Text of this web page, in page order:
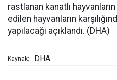
rastlanan kanatlı
edilen hayvanların
yapılacağı açıklandı. (DHA)
Kaynak: DHA